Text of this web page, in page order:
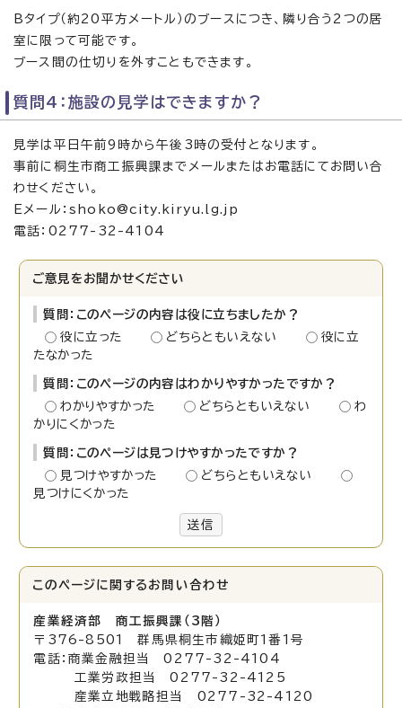
Bタイプ（約20平方メートル）のブースにつき、隣り合う2つの居
室に限って可能です。
ブース間の仕切りを外すこともできます。
質問4：施設の見学はできますか？
見学は平日午前9時から午後3時の受付となります。
事前に桐生市商工振興課までメールまたはお電話にてお問い合
わせください。
Eメール：shoko@city.kiryu.lg.jp
電話：0277-32-4104
ご意見をお聞かせください
質問：このページの内容は役に立ちましたか？
役に立った
どちらともいえない
役に立
たなかった
質問：このページの内容はわかりやすかったですか？
わかりやすかった
どちらともいえない
わ
かりにくかった
質問：このページは見つけやすかったですか？
見つけやすかった
どちらともいえない
見つけにくかった
送信
このページに関する お問い合わせ
産業経済部 商工振興課（3階）
〒376-8501 群馬県桐生市織姫町1番1号
電話：商業金融担当 0277-32-4104
工業労政担当 0277-32-4125
産業立地戦略担当 0277-32-4120